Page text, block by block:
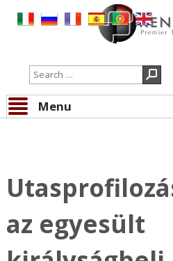
Search
Menu
az egyesült